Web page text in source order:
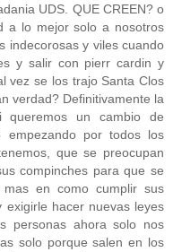
UDS. QUE CREEN? o
a lo mejor solo a nosotros
indecorosas y viles cuando
y salir con pierr cardin y
vez se los trajo Santa Clos
verdad? Definitivamente la
queremos un cambio de
empezando por todos los
que se preocupan
compinches para que se
en como cumplir sus
exigirle hacer nuevas leyes
personas ahora solo nos
solo porque salen en los